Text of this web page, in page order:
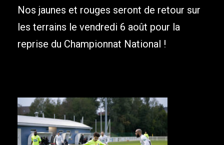
Nos jaunes et rouges seront de retour sur
les terrains le vendredi 6 août pour la
reprise du Championnat National !